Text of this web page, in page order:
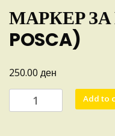
МАРКЕР
POSCA)
250.00 ден
МАРКЕР
ЗА
Add to